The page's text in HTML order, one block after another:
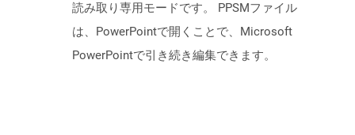
読み取り専用モードです。 PPSMファイル
は、PowerPointで開くことで、Microsoft
PowerPointで引き続き編集できます。